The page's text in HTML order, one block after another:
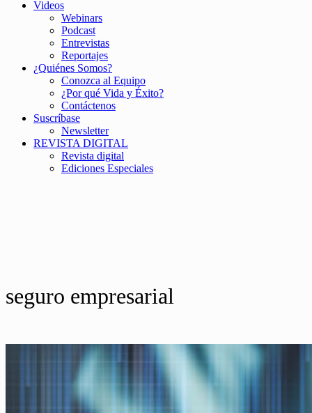
Videos
Webinars
Podcast
Entrevistas
Reportajes
¿Quiénes Somos?
Conozca al Equipo
¿Por qué Vida y Éxito?
Contáctenos
Suscríbase
Newsletter
REVISTA DIGITAL
Revista digital
Ediciones Especiales
seguro empresarial